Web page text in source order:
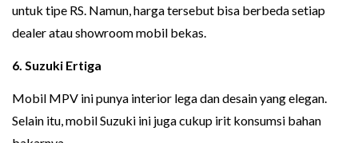
untuk tipe RS. Namun, harga tersebut bisa berbeda setiap
dealer atau showroom mobil bekas.
6. Suzuki Ertiga
Mobil MPV ini punya interior lega dan desain yang elegan.
Selain itu, mobil Suzuki ini juga cukup irit konsumsi bahan